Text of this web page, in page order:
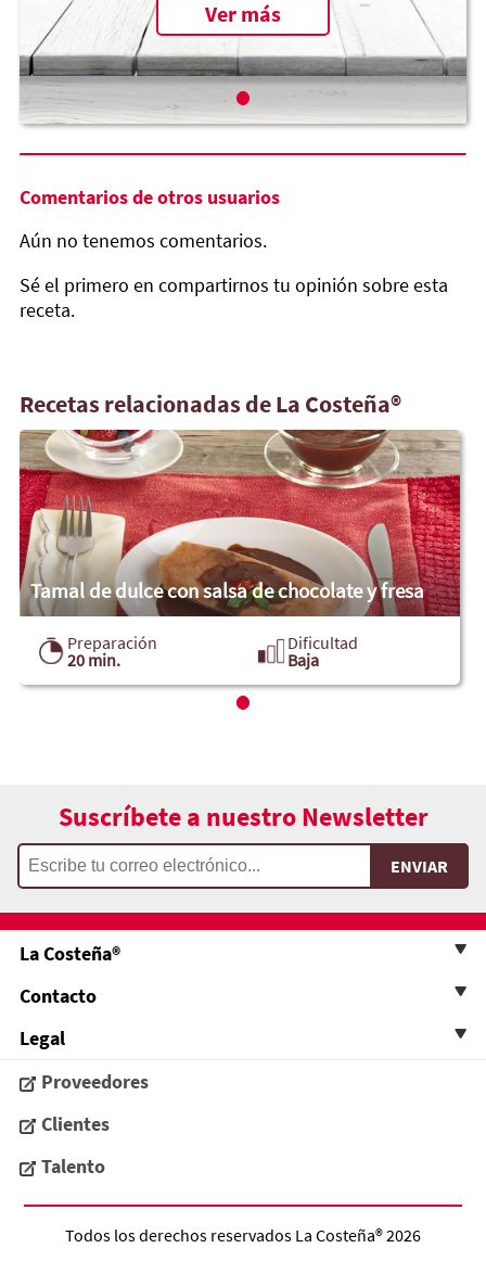
Ver más
Comentarios de otros usuarios
Aún no tenemos comentarios.
Sé el primero en compartirnos tu opinión sobre esta
receta.
Recetas relacionadas de La Costeña®
Tamal de dulce con salsa de chocolate y fresa
Preparación
20 min.
Dificultad
Baja
Suscríbete a nuestro Newsletter
La Costeña®
Contacto
Legal
Proveedores
Clientes
Talento
Todos los derechos reservados La Costeña®2026